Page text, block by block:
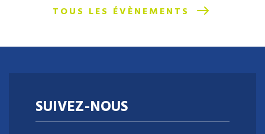
l'innovation, d'accompagner les projets
TOUS LES ÉVÈNEMENTS
SUIVEZ-NOUS